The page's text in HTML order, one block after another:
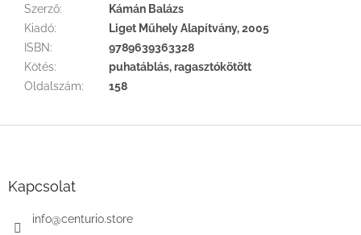
Szerző:
Kámán Balázs
Kiadó:
Liget Műhely Alapítvány, 2005
ISBN:
9789639363328
Kötés:
puhatáblás, ragasztókötött
Oldalszám: 158
Kapcsolat
info@centurio.store